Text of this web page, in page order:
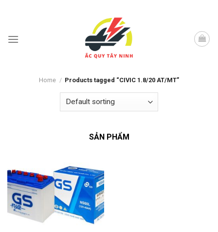
Home / Products tagged “CIVIC 1.8/20 AT/MT”
SẢN PHẨM